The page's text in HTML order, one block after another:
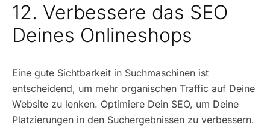
12. Verbessere das SEO
Deines Onlineshops
Eine gute Sichtbarkeit in Suchmaschinen ist
entscheidend, um mehr organischen Traffic auf Deine
Website zu lenken. Optimiere Dein SEO, um Deine
Platzierungen in den Suchergebnissen zu verbessern.